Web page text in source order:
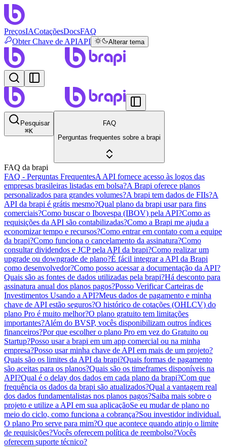
PreçosIACotaçõesDocsFAQ
Obter Chave de APIAPI Alterar tema
Pesquisar
⌘K
FAQ
Perguntas frequentes sobre a brapi
FAQ da brapi
FAQ - Perguntas FrequentesA API fornece acesso às logos das
empresas brasileiras listadas em bolsa?A Brapi oferece planos
personalizados para grandes volumes?A brapi tem dados de FIIs?A
API da brapi é grátis mesmo?Qual plano da brapi usar para fins
comerciais?Como buscar o Ibovespa (IBOV) pela API?Como as
requisições da API são contabilizadas?Como a Brapi me ajuda a
economizar tempo e recursos?Como entrar em contato com a equipe
da brapi?Como funciona o cancelamento da assinatura?Como
consultar dividendos e JCP pela API da brapi?Como realizar um
upgrade ou downgrade de plano?É fácil integrar a API da Brapi
como desenvolvedor?Como posso acessar a documentação da API?
Quais são as fontes de dados utilizadas pela brapi?Há desconto para
assinatura anual dos planos pagos?Posso Verificar Carteiras de
Investimentos Usando a API?Meus dados de pagamento e minha
chave de API estão seguros?O histórico de cotações (OHLCV) do
plano Pro é muito melhor?O plano gratuito tem limitações
importantes?Além do BVSP, vocês disponibilizam outros índices
financeiros?Por que escolher o plano Pro em vez do Gratuito ou
Startup?Posso usar a brapi em um app comercial ou na minha
empresa?Posso usar minha chave de API em mais de um projeto?
Quais são os limites da API da brapi?Quais formas de pagamento
são aceitas para os planos?Quais são os timeframes disponíveis na
API?Qual é o delay dos dados em cada plano da brapi?Com que
frequência os dados da brapi são atualizados?Qual a vantagem real
dos dados fundamentalistas nos planos pagos?Saiba mais sobre o
projeto e utilize a API em sua aplicaçãoSe eu mudar de plano no
meio do ciclo, como funciona a cobrança?Sou investidor individual.
O plano Pro serve para mim?O que acontece quando atinjo o limite
de requisições?Vocês oferecem política de reembolso?Vocês
oferecem suporte técnico?